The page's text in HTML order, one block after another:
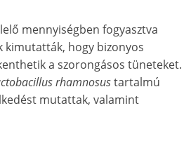
mennyiségben fogyasztva
kimutatták, hogy bizonyos
a szorongásos tüneteket.
rhamnosustartalmú
mutattak, valamint